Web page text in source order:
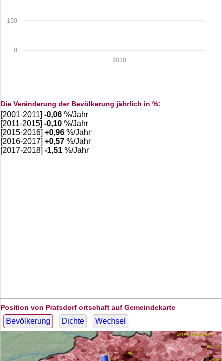
0
150
2010
Die Veränderung der Bevölkerung jährlich in %:
[2001-2011] -0,06 %/Jahr
[2011-2015] -0,10 %/Jahr
[2015-2016] +0,96 %/Jahr
[2016-2017] +0,57 %/Jahr
[2017-2018] -1,51 %/Jahr
Position von Pratsdorf ortschaft auf Gemeindekarte
Bevölkerung Dichte Wechsel